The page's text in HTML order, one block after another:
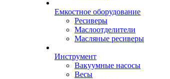
Емкостное оборудование
Ресиверы
Маслоотделители
Масляные ресиверы
Инструмент
Вакуумные насосы
Весы